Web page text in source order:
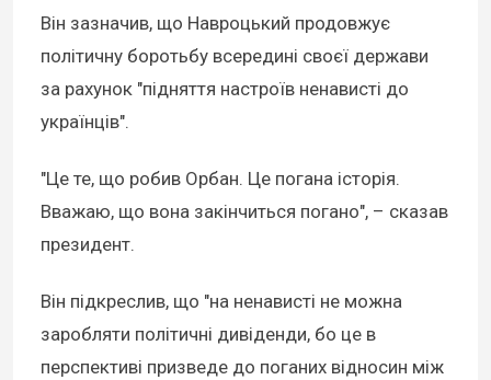
Він зазначив, що Навроцький продовжує
політичну боротьбу всередині своєї держави
за рахунок "підняття настроїв ненависті до
українців".
"Це те, що робив Орбан. Це погана історія.
Вважаю, що вона закінчиться погано", – сказав
президент.
Він підкреслив, що "на ненависті не можна
заробляти політичні дивіденди, бо це в
перспективі призведе до поганих відносин між